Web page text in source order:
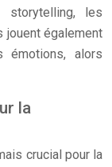
les
jouent également
émotions, alors
la
crucial pour la